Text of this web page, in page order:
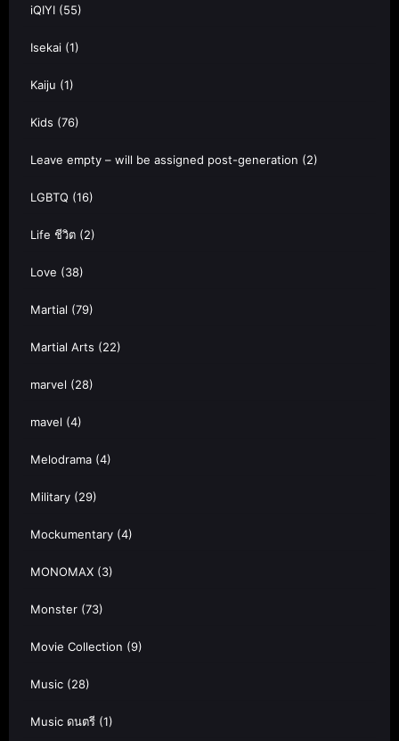
iQIYI (55)
Isekai (1)
Kaiju (1)
Kids (76)
Leave empty – will be assigned post-generation (2)
LGBTQ (16)
Life ชีวิต (2)
Love (38)
Martial (79)
Martial Arts (22)
marvel (28)
mavel (4)
Melodrama (4)
Military (29)
Mockumentary (4)
MONOMAX (3)
Monster (73)
Movie Collection (9)
Music (28)
Music ดนตรี (1)